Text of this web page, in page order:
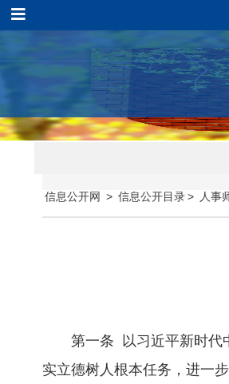
信息公开网 > 信息公开目录 > 人事
第一条 以习近平新时代
实立德树人根本任务，进一